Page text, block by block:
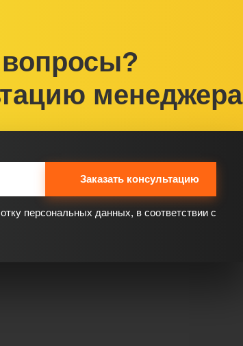
менеджера
Заказать консультацию
персональных данных, в соответствии с